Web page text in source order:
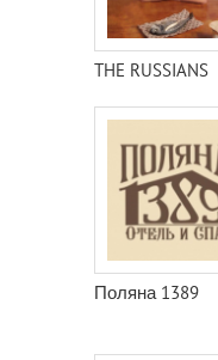
THE RUSSIANS
Поляна 1389